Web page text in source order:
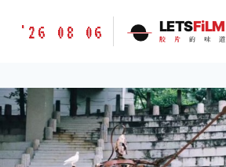
胶
味
道
LETSFILM
'26 08 06 LETSFiLM
胶 片 的 味 道